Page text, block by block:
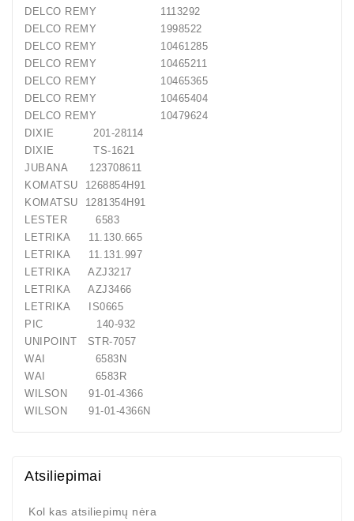
Generatorių
Remontas
Starterių
Remontas
DELCO REMY 1113292
DELCO REMY 1998522
DELCO REMY 10461285
DELCO REMY 10465211
DELCO REMY 10465365
DELCO REMY 10465404
DELCO REMY 10479624
DIXIE 201-28114
DIXIE TS-1621
JUBANA 123708611
KOMATSU 1268854H91
KOMATSU 1281354H91
LESTER 6583
LETRIKA 11.130.665
LETRIKA 11.131.997
LETRIKA AZJ3217
LETRIKA AZJ3466
LETRIKA IS0665
PIC 140-932
UNIPOINT STR-7057
WAI 6583N
WAI 6583R
WILSON 91-01-4366
WILSON 91-01-4366N
Atsiliepimai
Kol kas atsiliepimų nėra